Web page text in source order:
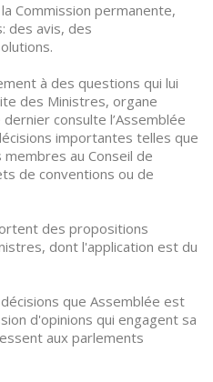
Commission permanente,
des avis, des
à des questions qui lui
des Ministres, organe
consulte l’Assemblée
importantes telles que
au Conseil de
de conventions ou de
des propositions
dont l'application est du
que Assemblée est
d'opinions qui engagent sa
aux parlements